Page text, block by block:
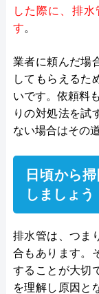
した際に、排
す。
業者に頼んだ場
してもらえるた
いです。依頼料
りの対処法を試
ない場合はその
日頃から
しましょう
排水管は、つま
合もあります。
することが大切
を理解し原因と